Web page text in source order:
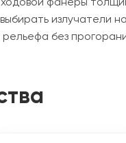
излучатели
без